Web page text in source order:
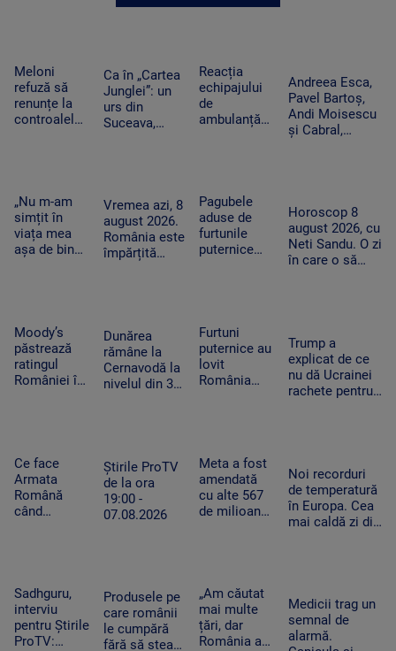
Meloni
refuză să
renunțe la
controalele
Spania
ripostează
cu măsuri
similare
Ca în „Cartea
Junglei”: un
urs din
Suceava,
precum
adevăratul
Baloo
Reacția
echipajului
de
ambulanță
misiune.
Pacient era
un copil de
nici 2 ani
Andreea Esca,
Pavel Bartoș,
Andi Moisescu
și Cabral,
toamnă!”
„Nu m-am
simțit în
viața mea
așa de bine”
Well. „100
din 10”
pentru
artistul
Vremea azi, 8
august 2026.
România este
împărțită
Pagubele
aduse de
furtunile
puternice
„Oamenii au
încercat să
se ascundă”
Horoscop 8
august 2026, cu
Neti Sandu. O zi
în care o să
Moody’s
păstrează
ratingul
României în
perspectiva
negativă
Dunărea
rămâne la
Cernavodă la
nivelul din 3
centimetri în
ultimele 3
zile la Paks
Furtuni
puternice au
lovit
România
de ploi
torenţiale
Trump a
explicat de ce
nu dă Ucrainei
rachete pentru
Ce face
Armata
Română
când
16 au 15
minute să
decoleze
Știrile ProTV
de la ora
19:00 -
07.08.2026
Meta a fost
amendată
cu alte 567
de milioane
descrisă ca
o „pacoste
publică"
Noi recorduri
de temperatură
în Europa. Cea
mai caldă zi din
Celsius
Sadhguru,
interviu
pentru Știrile
ProTV:
Produsele pe
care românii
le cumpără
fără să stea
„Am căutat
mai multe
țări, dar
România a
Medicii trag un
semnal de
alarmă.